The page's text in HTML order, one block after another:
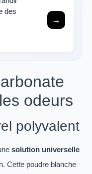
des
→
odeurs
polyvalent
solution universelle
Cette poudre blanche